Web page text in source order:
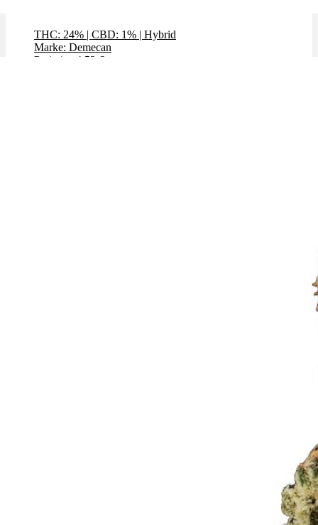
THC: 24% | CBD: 1% | Hybrid
Marke: Demecan
Preis / g: 4,52 €